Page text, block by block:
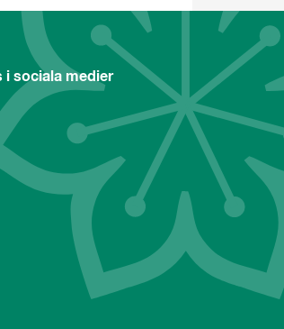
i sociala medier